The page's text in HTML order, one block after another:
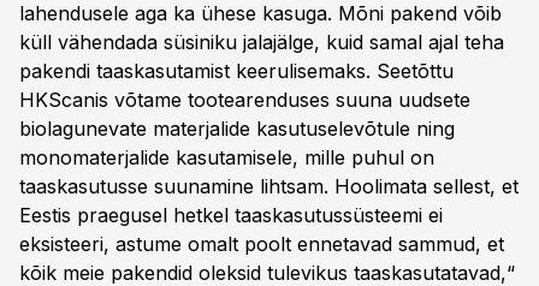
lahendusele aga ka ühese kasuga. Mõni pakend võib
küll vähendada süsiniku jalajälge, kuid samal ajal teha
pakendi taaskasutamist keerulisemaks. Seetõttu
HKScanis võtame tootearenduses suuna uudsete
biolagunevate materjalide kasutuselevõtule ning
monomaterjalide kasutamisele, mille puhul on
taaskasutusse suunamine lihtsam. Hoolimata sellest, et
Eestis praegusel hetkel taaskasutussüsteemi ei
eksisteeri, astume omalt poolt ennetavad sammud, et
kõik meie pakendid oleksid tulevikus taaskasutatavad,“